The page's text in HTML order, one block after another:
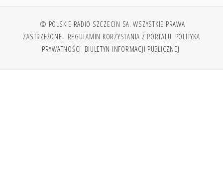
© POLSKIE RADIO SZCZECIN SA. WSZYSTKIE PRAWA
ZASTRZEŻONE. REGULAMIN KORZYSTANIA Z PORTALU POLITYKA
PRYWATNOŚCI BIULETYN INFORMACJI PUBLICZNEJ